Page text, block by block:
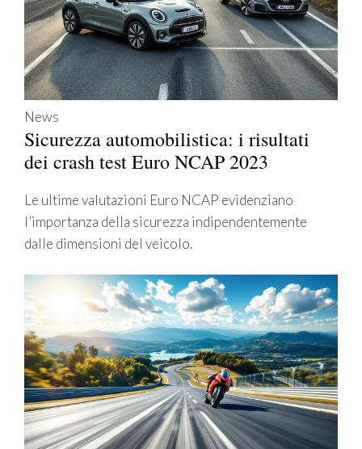
News
Sicurezza automobilistica: i risultati
dei crash test Euro NCAP 2023
Le ultime valutazioni Euro NCAP evidenziano
l’importanza della sicurezza indipendentemente
dalle dimensioni del veicolo.